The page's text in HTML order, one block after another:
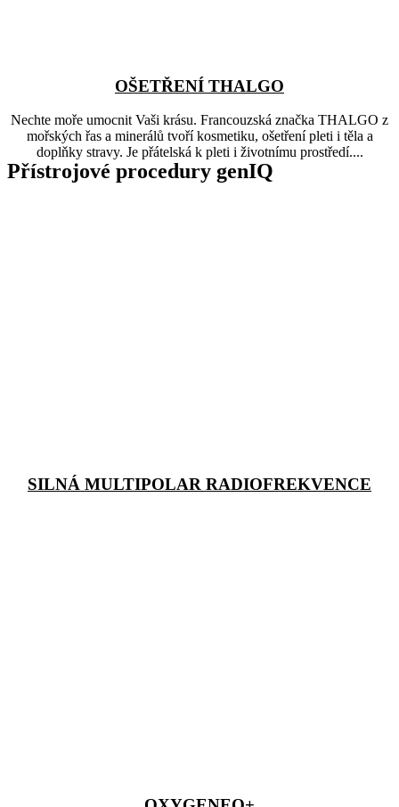
OŠETŘENÍ THALGO
Nechte moře umocnit Vaši krásu. Francouzská značka THALGO z
mořských řas a minerálů tvoří kosmetiku, ošetření pleti i těla a
doplňky stravy. Je přátelská k pleti i životnímu prostředí....
Přístrojové procedury genIQ
SILNÁ MULTIPOLAR RADIOFREKVENCE